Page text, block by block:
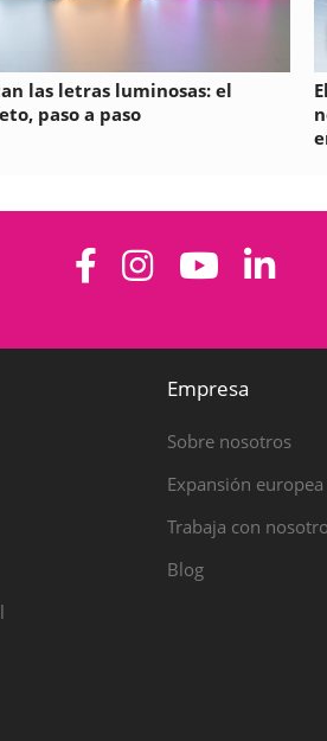
las letras luminosas: el
paso a paso
Empresa
Sobre nosotros
Expansión europea
Trabaja con
Blog